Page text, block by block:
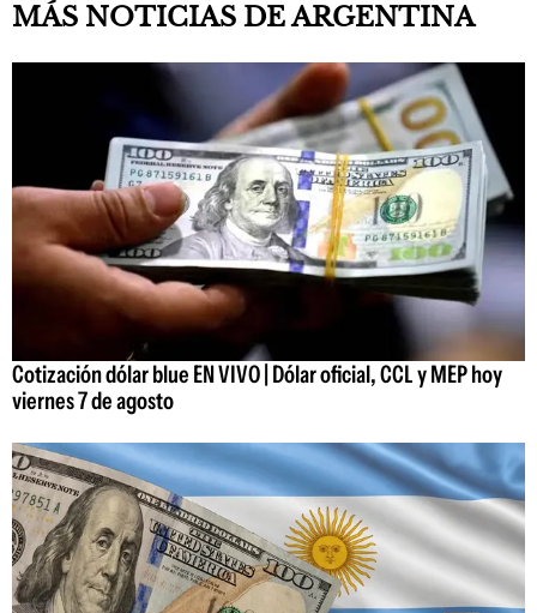
MÁS NOTICIAS DE ARGENTINA
Cotización dólar blue EN VIVO | Dólar oficial, CCL y MEP hoy
viernes 7 de agosto